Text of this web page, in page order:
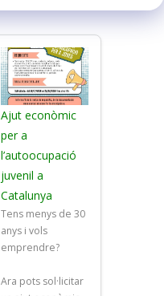
Ajut econòmic
per a
l’autoocupació
juvenil a
Catalunya
Tens menys de 30
anys i vols
emprendre?
Ara pots sol·licitar